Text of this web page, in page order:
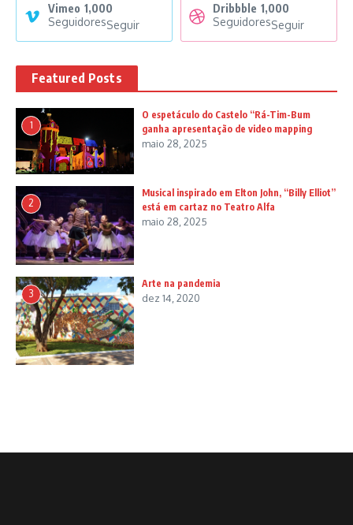
Vimeo 1,000
SeguidoresSeguir
Dribbble 1,000
SeguidoresSeguir
Featured Posts
1
O espetáculo do Castelo “Rá-Tim-Bum
ganha apresentação de video mapping
maio 28, 2025
2
Musical inspirado em Elton John, “Billy Elliot”
está em cartaz no Teatro Alfa
maio 28, 2025
3
Arte na pandemia
dez 14, 2020